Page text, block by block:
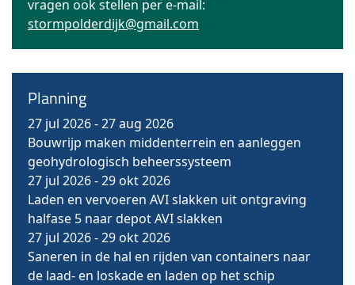
vragen ook stellen per e-mail:
stormpolderdijk@gmail.com
Planning
27 jul 2026-27 aug 2026
Bouwrijp maken middenterrein en aanleggen
geohydrologisch beheerssysteem
27 jul 2026-29 okt 2026
Laden en vervoeren AVI slakken uit ontgraving
halfase 5 naar depot AVI slakken
27 jul 2026-29 okt 2026
Saneren in de hal en rijden van containers naar
de laad- en loskade en laden op het schip